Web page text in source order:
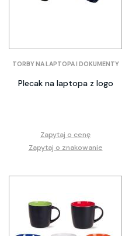
TORBY NA LAPTOPA I DOKUMENTY
Plecak na laptopa z logo
Zapytaj o cenę
Zapytaj o znakowanie